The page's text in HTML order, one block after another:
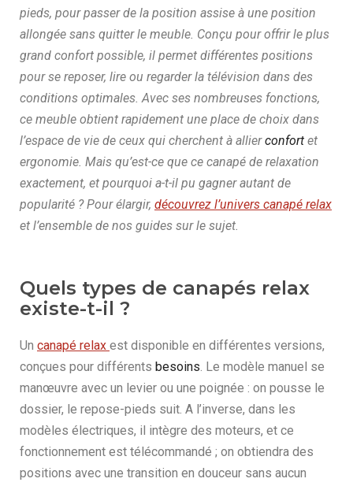
pieds, pour passer de la position assise à une position
allongée sans quitter le meuble. Conçu pour offrir le plus
grand confort possible, il permet différentes positions
pour se reposer, lire ou regarder la télévision dans des
conditions optimales. Avec ses nombreuses fonctions,
ce meuble obtient rapidement une place de choix dans
l’espace de vie de ceux qui cherchent à allierconfort et
ergonomie. Mais qu’est-ce que ce canapé de relaxation
exactement, et pourquoi a-t-il pu gagner autant de
popularité ?Pour élargir, découvrez l’univers canapé relax
et l’ensemble de nos guides sur le sujet.
Quels types de canapés relax
existe-t-il ?
Un canapé relax est disponible en différentes versions,
conçues pour différents besoins. Le modèle manuel se
manœuvre avec un levier ou une poignée : on pousse le
dossier, le repose-pieds suit. A l’inverse, dans les
modèles électriques, il intègre des moteurs, et ce
fonctionnement est télécommandé ; on obtiendra des
positions avec une transition en douceur sans aucun